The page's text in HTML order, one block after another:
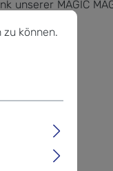
unserer MAGIC
Mehr
können.